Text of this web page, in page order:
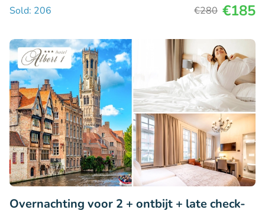
Sold: 206
€280 €185
Overnachting voor 2 + ontbijt + late check-